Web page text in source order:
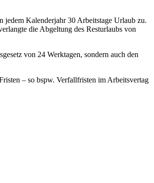
jedem Kalenderjahr 30 Arbeitstage Urlaub zu.
die Abgeltung des Resturlaubs von
von 24 Werktagen, sondern auch den
– so bspw. Verfallfristen im Arbeitsvertag